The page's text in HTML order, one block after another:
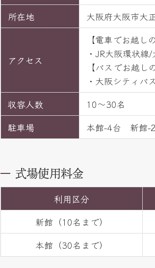
所在地
大阪府大阪市大
アクセス
【電車でお越し
・JR大阪環状
【バスでお越し
・大阪シティバ
収容人数
10～30名
駐車場
本館-4台 新館-
式場使用料金
利用区分
新館（10名まで）
本館（30名まで）